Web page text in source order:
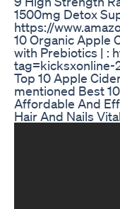
1500mg Detox
https://
10 Organic Apple
with Prebiotics | :
tag=kicksxonline-
Top 10 Apple
mentioned Best
Affordable And
Hair And Nails